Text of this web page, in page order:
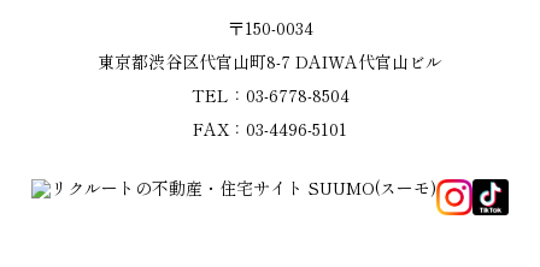
〒150-0034
東京都渋谷区代官山町8-7 DAIWA代官山ビル
TEL：03-6778-8504
FAX：03-4496-5101